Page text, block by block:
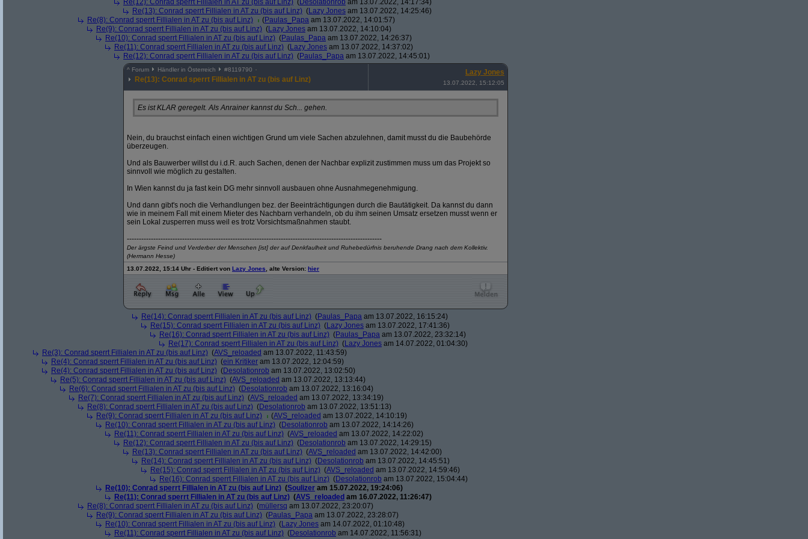
Re(12): Conrad sperrt Fillialen in AT zu (bis auf Linz) (Desolationrob am 13.07.2022, 14:17:34)
Re(13): Conrad sperrt Fillialen in AT zu (bis auf Linz) (Lazy Jones am 13.07.2022, 14:25:46)
Re(8): Conrad sperrt Fillialen in AT zu (bis auf Linz)
(Paulas_Papa am 13.07.2022, 14:01:57)
Re(9): Conrad sperrt Fillialen in AT zu (bis auf Linz) (Lazy Jones am 13.07.2022, 14:10:04)
Re(10): Conrad sperrt Fillialen in AT zu (bis auf Linz) (Paulas_Papa am 13.07.2022, 14:26:37)
Re(11): Conrad sperrt Fillialen in AT zu (bis auf Linz) (Lazy Jones am 13.07.2022, 14:37:02)
Re(12): Conrad sperrt Fillialen in AT zu (bis auf Linz) (Paulas_Papa am 13.07.2022, 14:45:01)
^ Forum Händler in Österreich #8119790
Re(13): Conrad sperrt Fillialen in AT zu (bis auf Linz)
Lazy Jones
13.07.2022, 15:12:05
Es ist KLAR geregelt. Als Anrainer kannst du Sch... gehen.
Nein, du brauchst einfach einen wichtigen Grund um viele Sachen abzulehnen, damit musst du die Baubehörde
überzeugen.
Und als Bauwerber willst du i.d.R. auch Sachen, denen der Nachbar explizit zustimmen muss um das Projekt so
sinnvoll wie möglich zu gestalten.
In Wien kannst du ja fast kein DG mehr sinnvoll ausbauen ohne Ausnahmegenehmigung.
Und dann gibt's noch die Verhandlungen bez. der Beeinträchtigungen durch die Bautätigkeit. Da kannst du dann
wie in meinem Fall mit einem Mieter des Nachbarn verhandeln, ob du ihm seinen Umsatz ersetzen musst wenn er
sein Lokal zusperren muss weil es trotz Vorsichtsmaßnahmen staubt.
----------------------------------------------------------------------------------------------------------
Der ärgste Feind und Verderber der Menschen [ist] der auf Denkfaulheit und Ruhebedürfnis beruhende Drang nach dem Kollektiv.
(Hermann Hesse)
13.07.2022, 15:14 Uhr - Editiert von Lazy Jones , alte Version: hier
Re(14): Conrad sperrt Fillialen in AT zu (bis auf Linz) (Paulas_Papa am 13.07.2022, 16:15:24)
Re(15): Conrad sperrt Fillialen in AT zu (bis auf Linz) (Lazy Jones am 13.07.2022, 17:41:36)
Re(16): Conrad sperrt Fillialen in AT zu (bis auf Linz) (Paulas_Papa am 13.07.2022, 23:32:14)
Re(17): Conrad sperrt Fillialen in AT zu (bis auf Linz) (Lazy Jones am 14.07.2022, 01:04:30)
Re(3): Conrad sperrt Fillialen in AT zu (bis auf Linz) (AVS_reloaded am 13.07.2022, 11:43:59)
Re(4): Conrad sperrt Fillialen in AT zu (bis auf Linz) (ein Kritiker am 13.07.2022, 12:04:59)
Re(4): Conrad sperrt Fillialen in AT zu (bis auf Linz) (Desolationrob am 13.07.2022, 13:02:50)
Re(5): Conrad sperrt Fillialen in AT zu (bis auf Linz) (AVS_reloaded am 13.07.2022, 13:13:44)
Re(6): Conrad sperrt Fillialen in AT zu (bis auf Linz) (Desolationrob am 13.07.2022, 13:16:04)
Re(7): Conrad sperrt Fillialen in AT zu (bis auf Linz) (AVS_reloaded am 13.07.2022, 13:34:19)
Re(8): Conrad sperrt Fillialen in AT zu (bis auf Linz) (Desolationrob am 13.07.2022, 13:51:13)
Re(9): Conrad sperrt Fillialen in AT zu (bis auf Linz)
(AVS_reloaded am 13.07.2022, 14:10:19)
Re(10): Conrad sperrt Fillialen in AT zu (bis auf Linz) (Desolationrob am 13.07.2022, 14:14:26)
Re(11): Conrad sperrt Fillialen in AT zu (bis auf Linz) (AVS_reloaded am 13.07.2022, 14:22:02)
Re(12): Conrad sperrt Fillialen in AT zu (bis auf Linz) (Desolationrob am 13.07.2022, 14:29:15)
Re(13): Conrad sperrt Fillialen in AT zu (bis auf Linz) (AVS_reloaded am 13.07.2022, 14:42:00)
Re(14): Conrad sperrt Fillialen in AT zu (bis auf Linz) (Desolationrob am 13.07.2022, 14:45:51)
Re(15): Conrad sperrt Fillialen in AT zu (bis auf Linz) (AVS_reloaded am 13.07.2022, 14:59:46)
Re(16): Conrad sperrt Fillialen in AT zu (bis auf Linz) (Desolationrob am 13.07.2022, 15:04:44)
Re(10): Conrad sperrt Fillialen in AT zu (bis auf Linz) (Soulizer am 15.07.2022, 19:24:06)
Re(11): Conrad sperrt Fillialen in AT zu (bis auf Linz) (AVS_reloaded am 16.07.2022, 11:26:47)
Re(8): Conrad sperrt Fillialen in AT zu (bis auf Linz) (müllersq am 13.07.2022, 23:20:07)
Re(9): Conrad sperrt Fillialen in AT zu (bis auf Linz) (Paulas_Papa am 13.07.2022, 23:28:07)
Re(10): Conrad sperrt Fillialen in AT zu (bis auf Linz) (Lazy Jones am 14.07.2022, 01:10:48)
Re(11): Conrad sperrt Fillialen in AT zu (bis auf Linz) (Desolationrob am 14.07.2022, 11:56:31)